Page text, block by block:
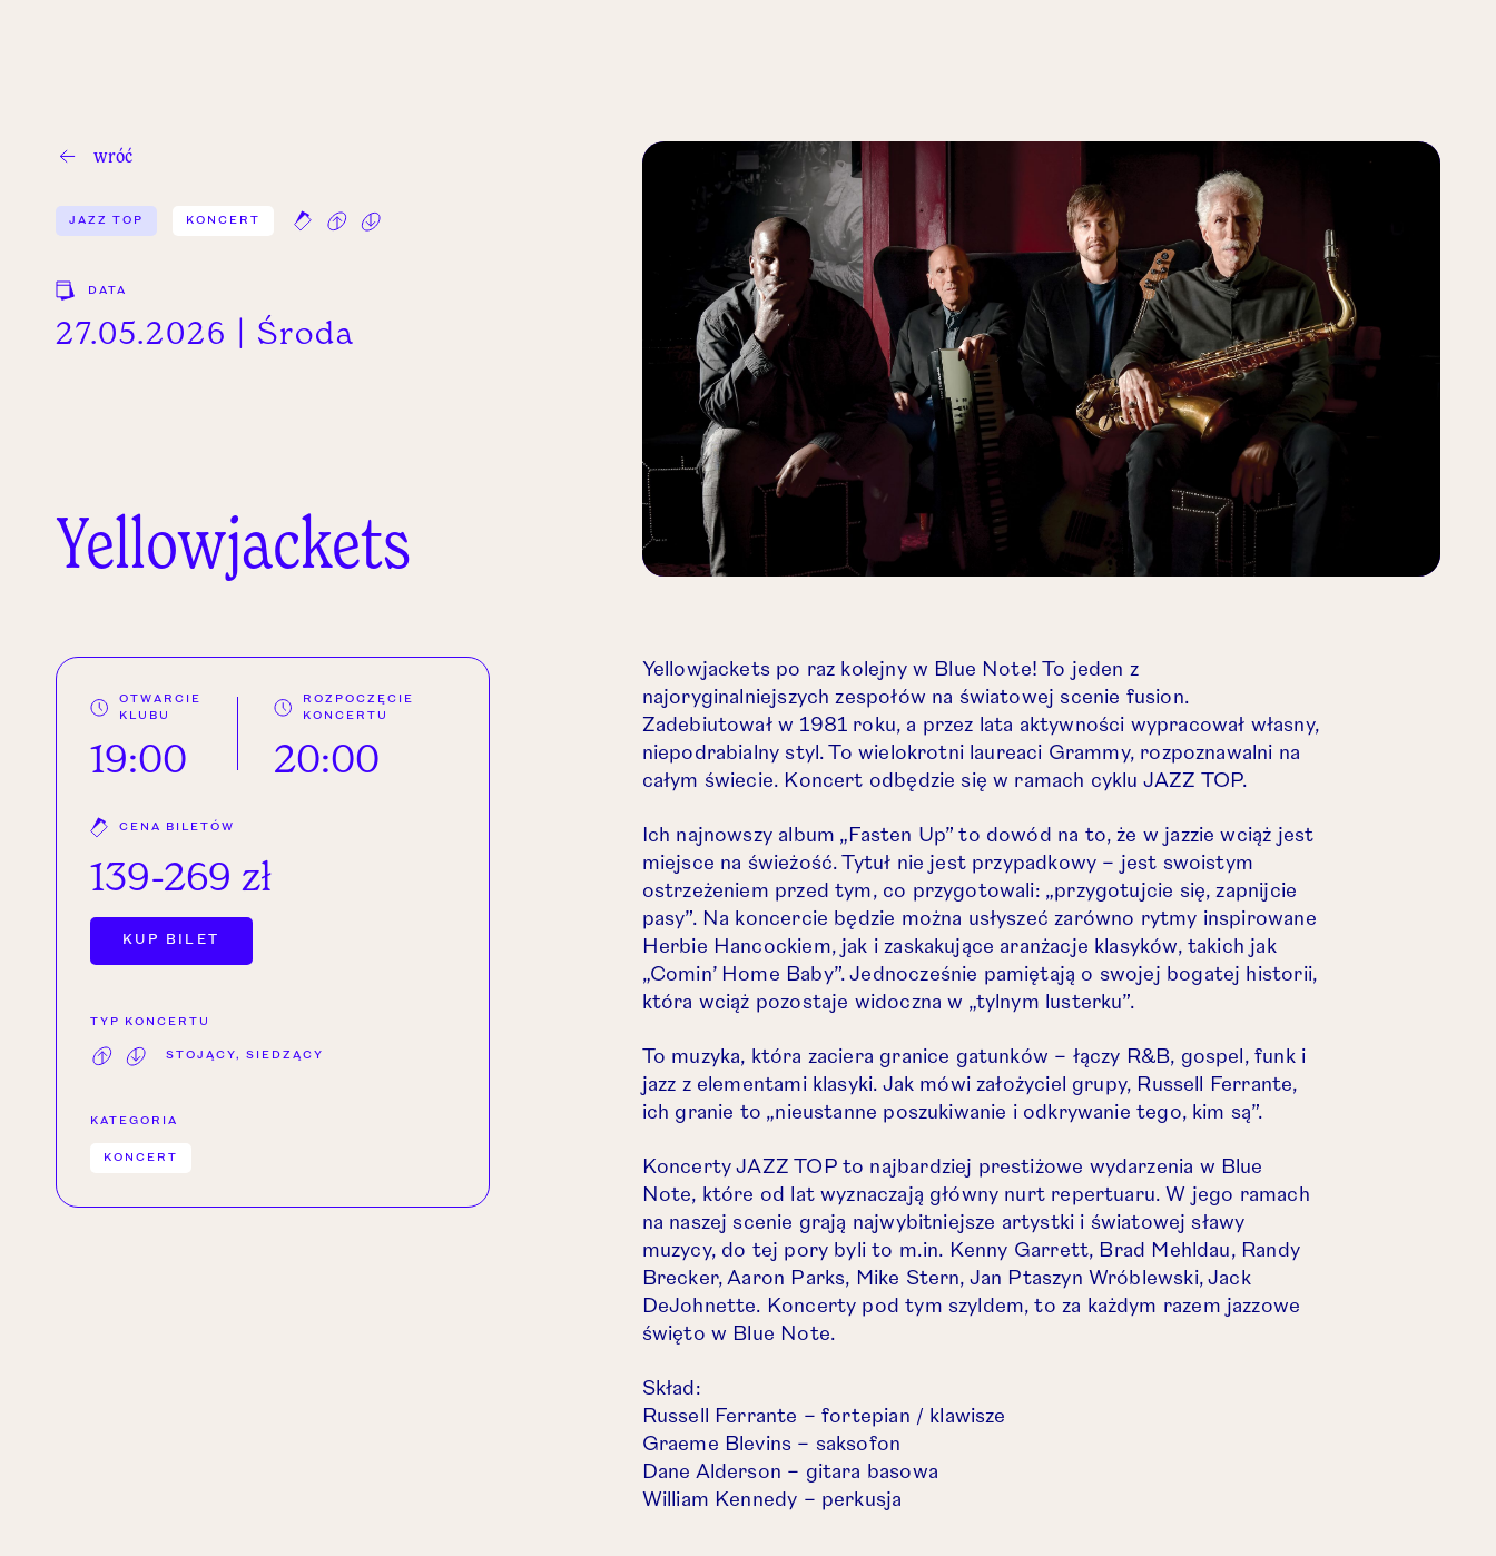
wróć
JAZZ TOP KONCERT
DATA
27.05.2026 | Środa
Yellowjackets
OTWARCIE
KLUBU
19:00
ROZPOCZĘCIE
KONCERTU
20:00
CENA BILETÓW
139-269 zł
KUP BILET
TYP KONCERTU
STOJĄCY, SIEDZĄCY
KATEGORIA
KONCERT
Yellowjackets po raz kolejny w Blue Note! To jeden z
najoryginalniejszych zespołów na światowej scenie fusion.
Zadebiutował w 1981 roku, a przez lata aktywności wypracował własny,
niepodrabialny styl. To wielokrotni laureaci Grammy, rozpoznawalni na
całym świecie. Koncert odbędzie się w ramach cyklu JAZZ TOP.
Ich najnowszy album „Fasten Up” to dowód na to, że w jazzie wciąż jest
miejsce na świeżość. Tytuł nie jest przypadkowy – jest swoistym
ostrzeżeniem przed tym, co przygotowali: „przygotujcie się, zapnijcie
pasy”. Na koncercie będzie można usłyszeć zarówno rytmy inspirowane
Herbie Hancockiem, jak i zaskakujące aranżacje klasyków, takich jak
„Comin’ Home Baby”. Jednocześnie pamiętają o swojej bogatej historii,
która wciąż pozostaje widoczna w „tylnym lusterku”.
To muzyka, która zaciera granice gatunków – łączy R&B, gospel, funk i
jazz z elementami klasyki. Jak mówi założyciel grupy, Russell Ferrante,
ich granie to „nieustanne poszukiwanie i odkrywanie tego, kim są”.
Koncerty JAZZ TOP to najbardziej prestiżowe wydarzenia w Blue
Note, które od lat wyznaczają główny nurt repertuaru. W jego ramach
na naszej scenie grają najwybitniejsze artystki i światowej sławy
muzycy, do tej pory byli to m.in. Kenny Garrett, Brad Mehldau, Randy
Brecker, Aaron Parks, Mike Stern, Jan Ptaszyn Wróblewski, Jack
DeJohnette. Koncerty pod tym szyldem, to za każdym razem jazzowe
święto w Blue Note.
Skład:
Russell Ferrante – fortepian / klawisze
Graeme Blevins – saksofon
Dane Alderson – gitara basowa
William Kennedy – perkusja